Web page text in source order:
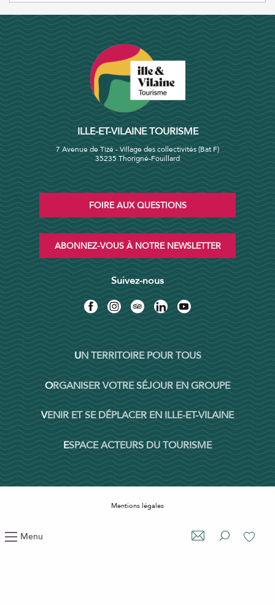
Menu
ILLE-ET-VILAINE TOURISME
7 Avenue de Tizé - Village des collectivités (Bat F)
35235 Thorigné-Fouillard
FOIRE AUX QUESTIONS
ABONNEZ-VOUS À NOTRE NEWSLETTER
Suivez-nous
UN TERRITOIRE POUR TOUS
ORGANISER VOTRE SÉJOUR EN GROUPE
VENIR ET SE DÉPLACER EN ILLE-ET-VILAINE
ESPACE ACTEURS DU TOURISME
Mentions légales